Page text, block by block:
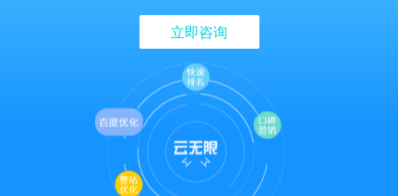
托管代运营
舆情监控
网站建设
小程序开发
APP开发
关键词SEO排名
网站优化方案
关键词优化
SEO服务报价
SEO优化公司
关于我们
管理团队
立即咨询